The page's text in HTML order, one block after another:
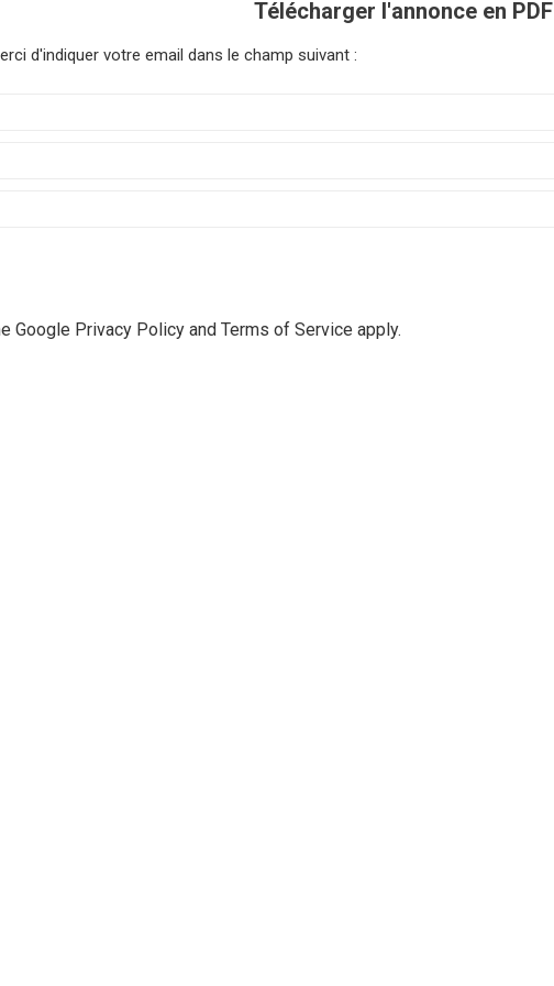
Télécharger l'annonce en PDF
d'indiquer votre email dans le champ suivant :
Google Privacy Policy and Terms of Service apply.